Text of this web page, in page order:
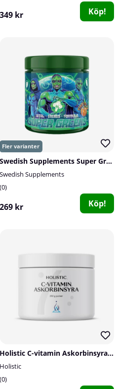
349 kr Köp!
Swedish Supplements Super Greens, 250 g
Swedish Supplements
0
269 kr Köp!
Holistic C-vitamin Askorbinsyra, 250 g
Holistic
0